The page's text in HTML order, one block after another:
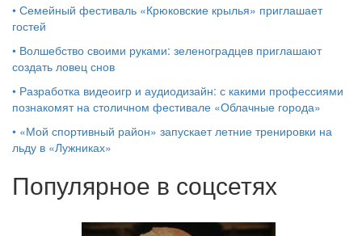
• Семейный фестиваль «Крюковские крылья» приглашает
гостей
• Волшебство своими руками: зеленоградцев приглашают
создать ловец снов
• Разработка видеоигр и аудиодизайн: с какими профессиями
познакомят на столичном фестивале «Облачные города»
• «Мой спортивный район» запускает летние тренировки на
льду в «Лужниках»
Популярное в соцсетях